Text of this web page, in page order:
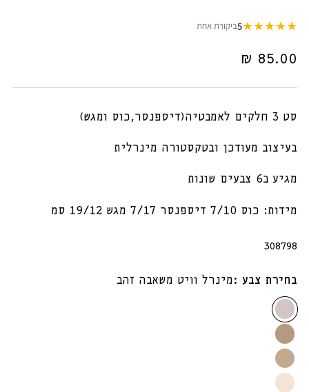
★
★
★
★
★
5ביקורת אחת
מחיר
85.00 ₪
סט 3 חלקים לאמבטיה(דיספנסר,כוס ומגש)
בעיצוב מעודכן ובטקסטורה מינרלית
מגיע ב6 צבעים שונות
מידות: כוס 7/10 דיספנסר 7/17 מגש 19/12 סמ
מק"ט:
308798
בחירת צבע : מינרל וויט משאבה זהב
מינרל
וויט
משאבה
זהב
מינרל
טקסטורה
משאבה
טרבנטין
משאבה
מינרל